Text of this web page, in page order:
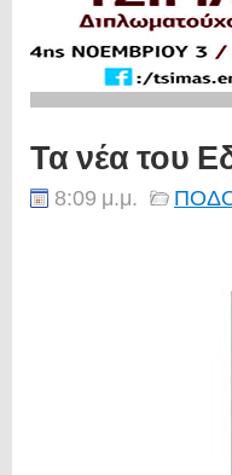
Τα νέα του
8:09 μ.μ.